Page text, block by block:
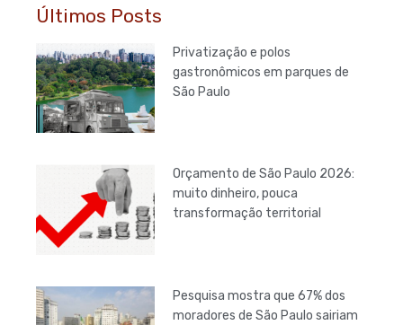
Últimos Posts
Privatização e polos
gastronômicos em parques de
São Paulo
Orçamento de São Paulo 2026:
muito dinheiro, pouca
transformação territorial
Pesquisa mostra que 67% dos
moradores de São Paulo sairiam